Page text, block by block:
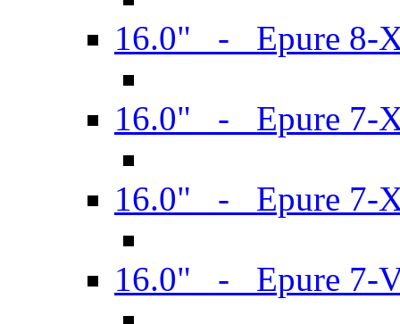
16.0" - Epure 8-
16.0" - Epure 7-
16.0" - Epure 7-
16.0" - Epure 7-